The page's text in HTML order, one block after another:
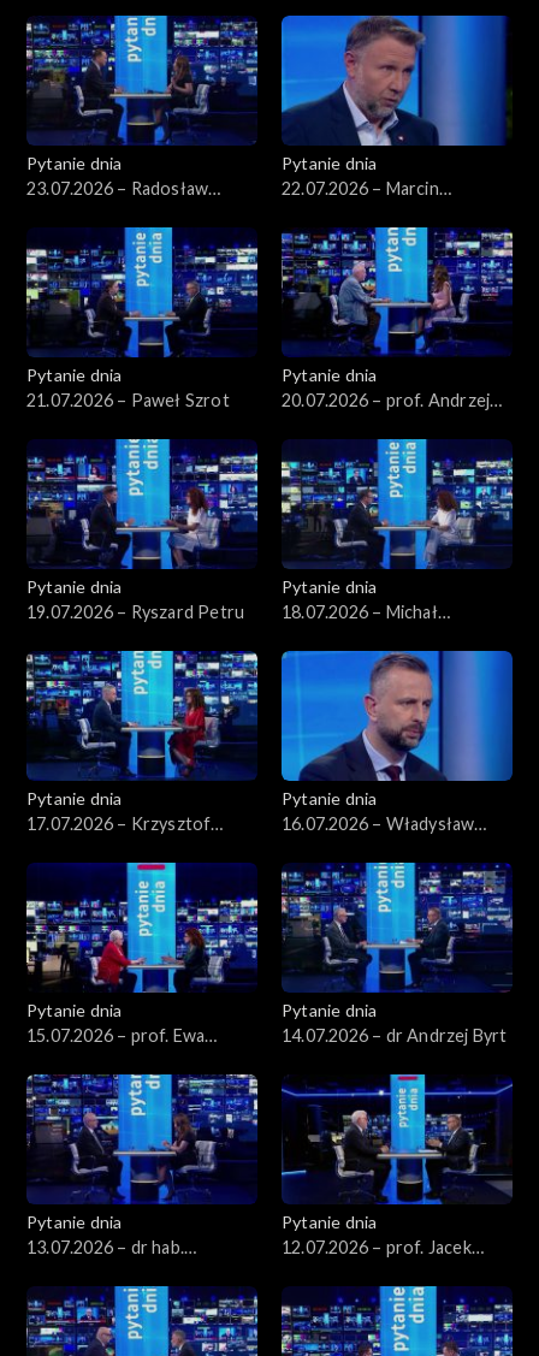
Pytanie dnia
23.07.2026 – Radosław
Pytanie dnia
22.07.2026 – Marcin
Pytanie dnia
21.07.2026 – Paweł Szrot
Pytanie dnia
20.07.2026 – prof. Andrzej
Pytanie dnia
19.07.2026 – Ryszard Petru
Pytanie dnia
18.07.2026 – Michał
Pytanie dnia
17.07.2026 – Krzysztof
Pytanie dnia
16.07.2026 – Władysław
Pytanie dnia
15.07.2026 – prof. Ewa
Pytanie dnia
14.07.2026 – dr Andrzej Byrt
Pytanie dnia
13.07.2026 – dr hab.
Pytanie dnia
12.07.2026 – prof. Jacek